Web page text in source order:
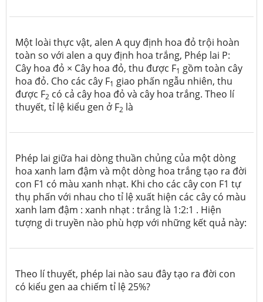
Một loài thực vật, alen A quy định hoa đỏ trội hoàn
toàn so với alen a quy định hoa trắng, Phép lai P:
Cây hoa đỏ × Cây hoa đỏ, thu được F1 gồm toàn cây
hoa đỏ. Cho các cây F1 giao phấn ngẫu nhiên, thu
được F2 có cả cây hoa đỏ và cây hoa trắng. Theo lí
thuyết, tỉ lệ kiểu gen ở F2 là
Phép lai giữa hai dòng thuần chủng của một dòng
hoa xanh lam đậm và một dòng hoa trắng tạo ra đời
con F1 có màu xanh nhạt. Khi cho các cây con F1 tự
thụ phấn với nhau cho tỉ lệ xuất hiện các cây có màu
xanh lam đậm : xanh nhạt : trắng là 1:2:1 . Hiện
tượng di truyền nào phù hợp với những kết quả này:
Theo lí thuyết, phép lai nào sau đây tạo ra đời con
có kiểu gen aa chiếm tỉ lệ 25%?